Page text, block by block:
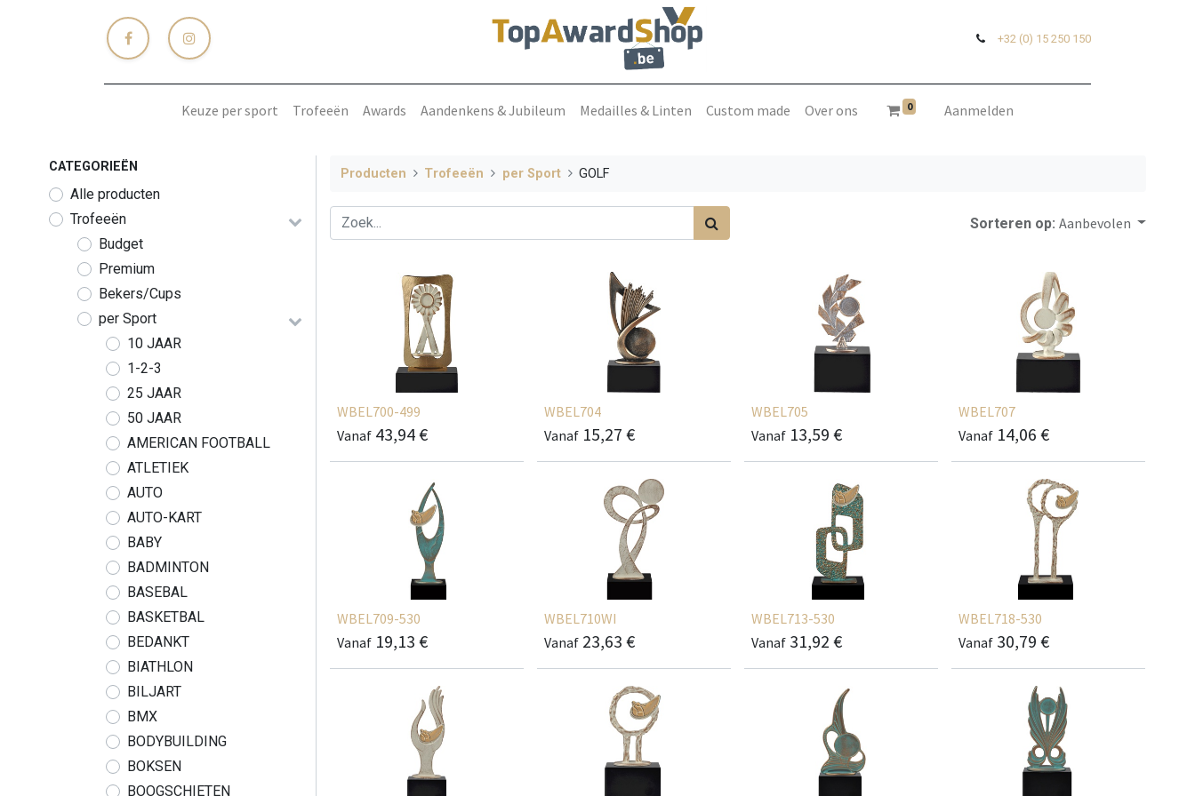
+32 (0) 15 250 150
Keuze per sport Trofeeën Awards Aandenkens & Jubileum Medailles & Linten Custom made Over ons 0 Aanmelden
CATEGORIEËN
Alle producten
Trofeeën
Budget
Premium
Bekers/Cups
per Sport
10 JAAR
1-2-3
25 JAAR
50 JAAR
AMERICAN FOOTBALL
ATLETIEK
AUTO
AUTO-KART
BABY
BADMINTON
BASEBAL
BASKETBAL
BEDANKT
BIATHLON
BILJART
BMX
BODYBUILDING
BOKSEN
BOOGSCHIETEN
Producten Trofeeën per Sport GOLF
Sorteren op: Aanbevolen
WBEL700-499
Vanaf 43,94€
WBEL704
Vanaf 15,27 €
WBEL705
Vanaf 13,59 €
WBEL707
Vanaf 14,06 €
WBEL709-530
Vanaf 19,13 €
WBEL710WI
Vanaf 23,63 €
WBEL713-530
Vanaf 31,92 €
WBEL718-530
Vanaf 30,79 €